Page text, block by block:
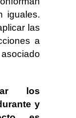
iguales.
las
a
los
y